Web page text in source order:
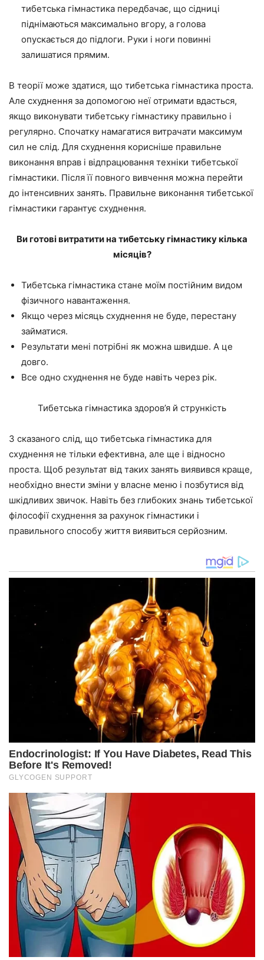
тибетська гімнастика передбачає, що сідниці
піднімаються максимально вгору, а голова
опускається до підлоги. Руки і ноги повинні
залишатися прямим.
В теорії може здатися, що тибетська гімнастика проста.
Але схуднення за допомогою неї отримати вдасться,
якщо виконувати тибетську гімнастику правильно і
регулярно. Спочатку намагатися витрачати максимум
сил не слід. Для схуднення корисніше правильне
виконання вправ і відпрацювання техніки тибетської
гімнастики. Після її повного вивчення можна перейти
до інтенсивних занять. Правильне виконання тибетської
гімнастики гарантує схуднення.
Ви готові витратити на тибетську гімнастику кілька
місяців?
Тибетська гімнастика стане моїм постійним видом
фізичного навантаження.
Якщо через місяць схуднення не буде, перестану
займатися.
Результати мені потрібні як можна швидше. А це
довго.
Все одно схуднення не буде навіть через рік.
Тибетська гімнастика здоров’я й стрункість
З сказаного слід, що тибетська гімнастика для
схуднення не тільки ефективна, але ще і відносно
проста. Щоб результат від таких занять виявився краще,
необхідно внести зміни у власне меню і позбутися від
шкідливих звичок. Навіть без глибоких знань тибетської
філософії схуднення за рахунок гімнастики і
правильного способу життя виявиться серйозним.